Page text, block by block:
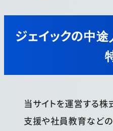
ジェイックの中
当サイトを運営する株
支援や社員教育など